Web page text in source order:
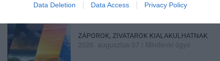
Data Deletion Data Access Privacy Policy
ZÁPOROK, ZIVATAROK KIALAKULHATNAK
2026. augusztus 07 Mindenki ügye